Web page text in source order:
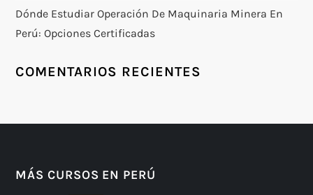
Dónde Estudiar Operación De Maquinaria Minera En
Perú: Opciones Certificadas
COMENTARIOS RECIENTES
MÁS CURSOS EN PERÚ